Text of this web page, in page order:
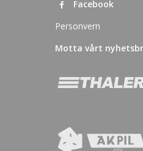
Facebook
Personvern
Motta vårt